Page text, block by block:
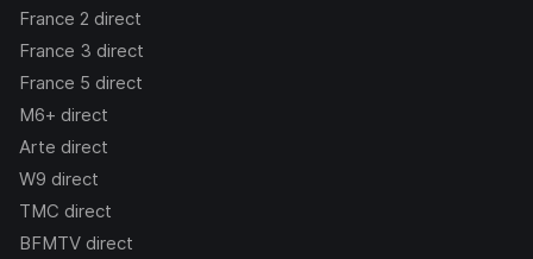
France 2 direct
France 3 direct
France 5 direct
M6+ direct
Arte direct
W9 direct
TMC direct
BFMTV direct